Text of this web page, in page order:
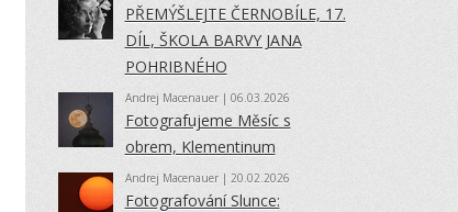
PŘEMÝŠLEJTE ČERNOBÍLE, 17.
DÍL, ŠKOLA BARVY JANA
POHRIBNÉHO
Andrej Macenauer| 06.03.2026
Fotografujeme Měsíc s
obrem, Klementinum
Andrej Macenauer| 20.02.2026
Fotografování Slunce: